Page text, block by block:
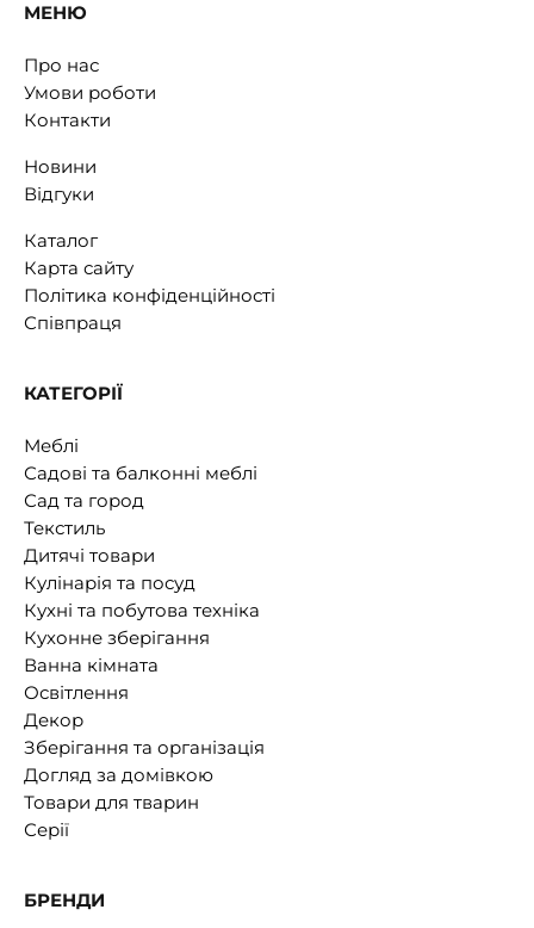
МЕНЮ
Про нас
Умови роботи
Контакти
Новини
Відгуки
Каталог
Карта сайту
Політика конфіденційності
Співпраця
КАТЕГОРІЇ
Меблі
Садові та балконні меблі
Сад та город
Текстиль
Дитячі товари
Кулінарія та посуд
Кухні та побутова техніка
Кухонне зберігання
Ванна кімната
Освітлення
Декор
Зберігання та організація
Догляд за домівкою
Товари для тварин
Серії
БРЕНДИ